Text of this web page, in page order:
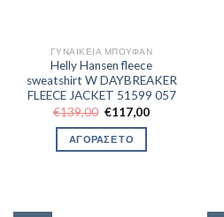
ΓΥΝΑΙΚΕΊΑ ΜΠΟΥΦΆΝ
Helly Hansen fleece
sweatshirt W DAYBREAKER
FLEECE JACKET 51599 057
€139,00 Original
was:
€139,00.
€117,00Η
ΑΓΟΡΑΣΕ ΤΟ